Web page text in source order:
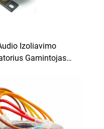
Izoliavimo
Gamintojas